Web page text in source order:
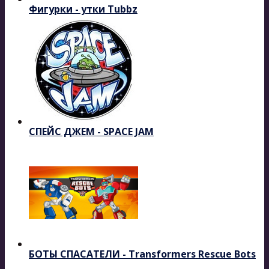
Фигурки - утки Tubbz
СПЕЙС ДЖЕМ - SPACE JAM
БОТЫ СПАСАТЕЛИ - Transformers Rescue Bots